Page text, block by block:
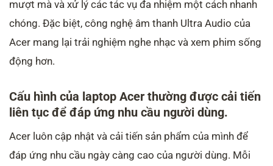
mượt mà và xử lý các tác vụ đa nhiệm một cách nhanh
chóng. Đặc biệt, công nghệ âm thanh Ultra Audio của
Acer mang lại trải nghiệm nghe nhạc và xem phim sống
động hơn.
Cấu hình của laptop Acer thường được cải tiến
liên tục để đáp ứng nhu cầu người dùng.
Acer luôn cập nhật và cải tiến sản phẩm của mình để
đáp ứng nhu cầu ngày càng cao của người dùng. Mỗi